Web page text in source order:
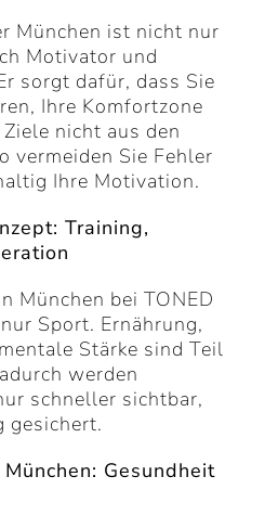
München ist nicht nur
Motivator und
sorgt dafür, dass Sie
Ihre Komfortzone
nicht aus den
vermeiden Sie Fehler
Ihre Motivation.
Training,
München bei TONED
Sport. Ernährung,
Stärke sind Teil
werden
schneller sichtbar,
gesichert.
Gesundheit